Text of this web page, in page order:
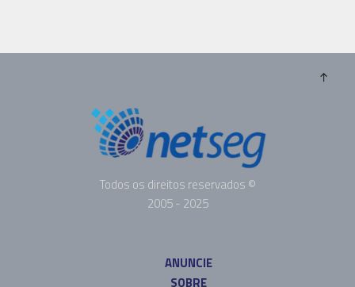
Todos os direitos reservados ©
2005 - 2025
ANUNCIE
SOBRE